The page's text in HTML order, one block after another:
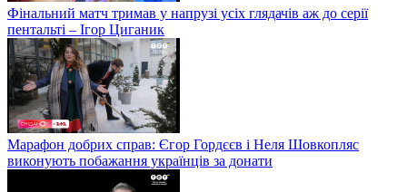
Фінальний матч тримав у напрузі усіх глядачів аж до серії
пентальті – Ігор Циганик
Марафон добрих справ: Єгор Гордєєв і Неля Шовкопляс
виконують побажання українців за донати